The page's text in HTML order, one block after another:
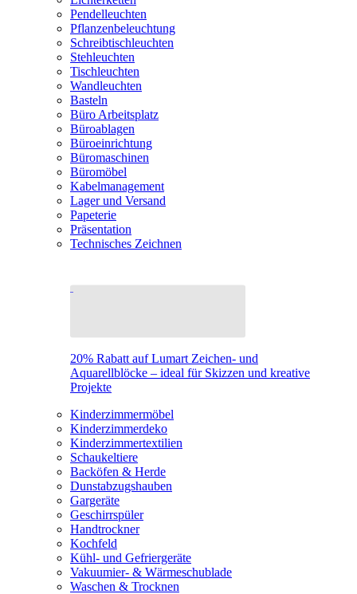
Pendelleuchten
Pflanzenbeleuchtung
Schreibtischleuchten
Stehleuchten
Tischleuchten
Wandleuchten
Basteln
Büro Arbeitsplatz
Büroablagen
Büroeinrichtung
Büromaschinen
Büromöbel
Kabelmanagement
Lager und Versand
Papeterie
Präsentation
Technisches Zeichnen
20% Rabatt auf Lumart Zeichen- und
Aquarellblöcke – ideal für Skizzen und kreative
Projekte
Kinderzimmermöbel
Kinderzimmerdeko
Kinderzimmertextilien
Schaukeltiere
Backöfen & Herde
Dunstabzugshauben
Gargeräte
Geschirrspüler
Handtrockner
Kochfeld
Kühl- und Gefriergeräte
Vakuumier- & Wärmeschublade
Waschen & Trocknen